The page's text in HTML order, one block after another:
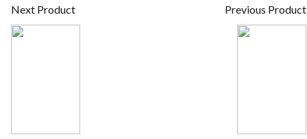
Next Product Previous Product